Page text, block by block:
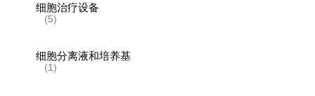
细胞治疗设备
(5)
细胞分离液和培养基
(1)